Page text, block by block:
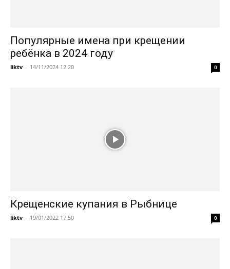
Популярные имена при крещении
ребёнка в 2024 году
liktv - 14/11/2024 12:20 0
Крещенские купания в Рыбнице
liktv - 19/01/2022 17:50 0